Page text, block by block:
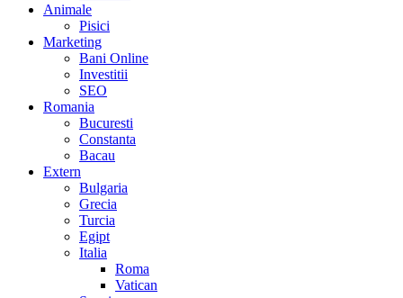
Animale
Pisici
Marketing
Bani Online
Investitii
SEO
Romania
Bucuresti
Constanta
Bacau
Extern
Bulgaria
Grecia
Turcia
Egipt
Italia
Roma
Vatican